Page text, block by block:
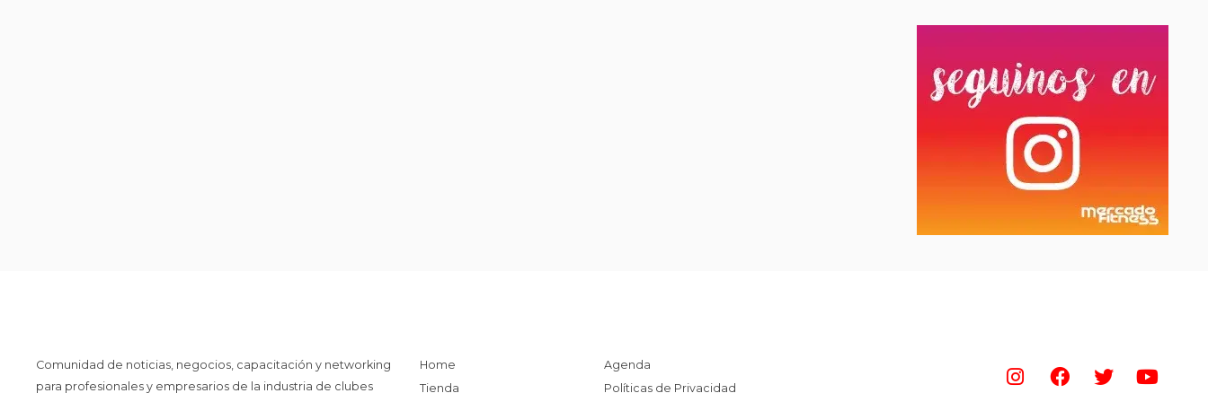
Comunidad de noticias, negocios, capacitación y networking
para profesionales y empresarios de la industria de clubes
Home
Tienda
Agenda
Políticas de Privacidad